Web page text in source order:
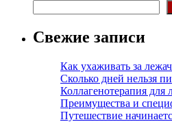
Свежие записи
Как ухаживать за
Сколько дней нельзя
Коллагенотерапия для
Преимущества и
Путешествие